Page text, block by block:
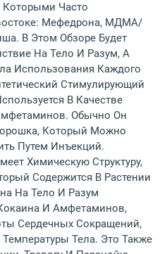
Которыми Часто
Мефедрона, МДМА/
В Этом Обзоре Будет
На Тело И Разум, А
Использования Каждого
Стимулирующий
В Качестве
Обычно Он
Который Можно
Путем Инъекций.
Химическую Структуру,
Содержится В Растении
На Тело И Разум
И Амфетаминов,
Сердечных Сокращений,
Тела. Это Также